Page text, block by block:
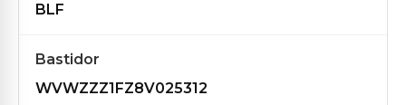
BLF
Bastidor
WVWZZZ1FZ8V025312